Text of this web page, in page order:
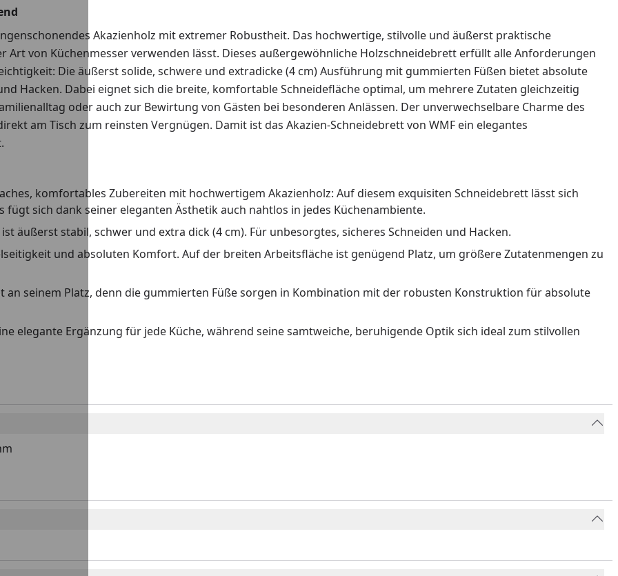
Akazienholz mit extremer Robustheit. Das hochwertige, stilvolle und äußerst praktische
Art von Küchenmesser verwenden lässt. Dieses außergewöhnliche Holzschneidebrett erfüllt alle Anforderungen
Die äußerst solide, schwere und extradicke (4 cm) Ausführung mit gummierten Füßen bietet absolute
Hacken. Dabei eignet sich die breite, komfortable Schneidefläche optimal, um mehrere Zutaten gleichzeitig
oder auch zur Bewirtung von Gästen bei besonderen Anlässen. Der unverwechselbare Charme des
am Tisch zum reinsten Vergnügen. Damit ist das Akazien-Schneidebrett von WMF ein elegantes
komfortables Zubereiten mit hochwertigem Akazienholz: Auf diesem exquisiten Schneidebrett lässt sich
sich dank seiner eleganten Ästhetik auch nahtlos in jedes Küchenambiente.
äußerst stabil, schwer und extra dick (4 cm). Für unbesorgtes, sicheres Schneiden und Hacken.
und absoluten Komfort. Auf der breiten Arbeitsfläche ist genügend Platz, um größere Zutatenmengen zu
an seinem Platz, denn die gummierten Füße sorgen in Kombination mit der robusten Konstruktion für absolute
elegante Ergänzung für jede Küche, während seine samtweiche, beruhigende Optik sich ideal zum stilvollen